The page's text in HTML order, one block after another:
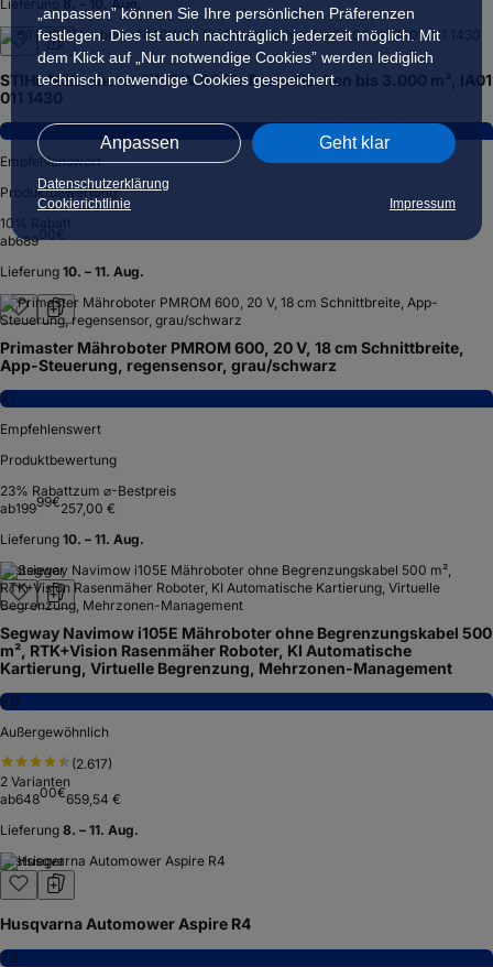
„anpassen” können Sie Ihre persönlichen Präferenzen
festlegen. Dies ist auch nachträglich jederzeit möglich. Mit
dem Klick auf „Nur notwendige Cookies” werden lediglich
technisch notwendige Cookies gespeichert.
Anpassen Geht klar
Datenschutzerklärung
Cookierichtlinie
Impressum
Lieferung 8. – 10. Aug.
STIHL Mähroboter "iMOW 6" für Rasenflächen bis 3.000 m², IA01
011 1430
7,7
Empfehlenswert
Produktbewertung
10
ab689
Lieferung 10. – 11. Aug.
Primaster Mähroboter PMROM 600, 20 V, 18 cm Schnittbreite,
App-Steuerung, regensensor, grau/schwarz
7,1
Empfehlenswert
Produktbewertung
23% Rabattzum ⌀-Bestpreis
ab19999€257,00 €
Lieferung 10. – 11. Aug.
Testsieger
Segway Navimow i105E Mähroboter ohne Begrenzungskabel 500
m², RTK+Vision Rasenmäher Roboter, KI Automatische
Kartierung, Virtuelle Begrenzung, Mehrzonen-Management
9,0
Außergewöhnlich
(2.617)
2 Varianten
ab64800€659,54 €
Lieferung 8. – 11. Aug.
Testsieger
Husqvarna Automower Aspire R4
7,3